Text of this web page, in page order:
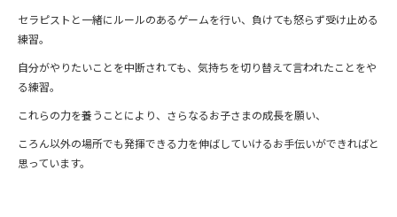
セラピストと一緒にルールのあるゲームを行い、負けても怒らず受け止める
練習。
自分がやりたいことを中断されても、気持ちを切り替えて言われたことをや
る練習。
これらの力を養うことにより、さらなるお子さまの成長を願い、
ころん以外の場所でも発揮できる力を伸ばしていけるお手伝いができればと
思っています。